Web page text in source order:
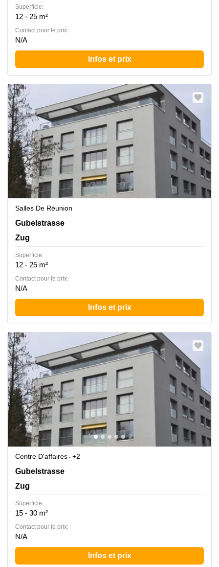
Superficie:
12 - 25 m²
Contact pour le prix:
N/A
Infos et prix
Salles De Réunion
Gubelstrasse 12, Zug
Gubelstrasse
Zug
Superficie:
12 - 25 m²
Contact pour le prix:
N/A
Infos et prix
Centre D'affaires
+2
Gubelstrasse 12, Zug
Gubelstrasse
Zug
Superficie:
15 - 30 m²
Contact pour le prix:
N/A
Infos et prix